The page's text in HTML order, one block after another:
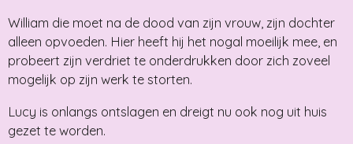
William die moet na de dood van zijn vrouw, zijn dochter
alleen opvoeden. Hier heeft hij het nogal moeilijk mee, en
probeert zijn verdriet te onderdrukken door zich zoveel
mogelijk op zijn werk te storten.
Lucy is onlangs ontslagen en dreigt nu ook nog uit huis
gezet te worden.